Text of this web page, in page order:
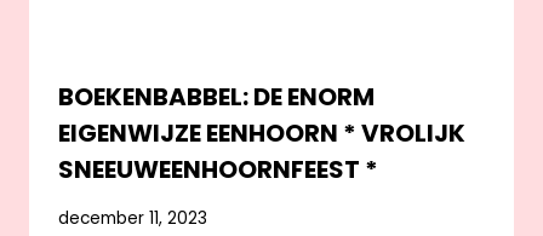
BOEKENBABBEL: DE ENORM
EIGENWIJZE EENHOORN * VROLIJK
SNEEUWEENHOORNFEEST *
december 11, 2023